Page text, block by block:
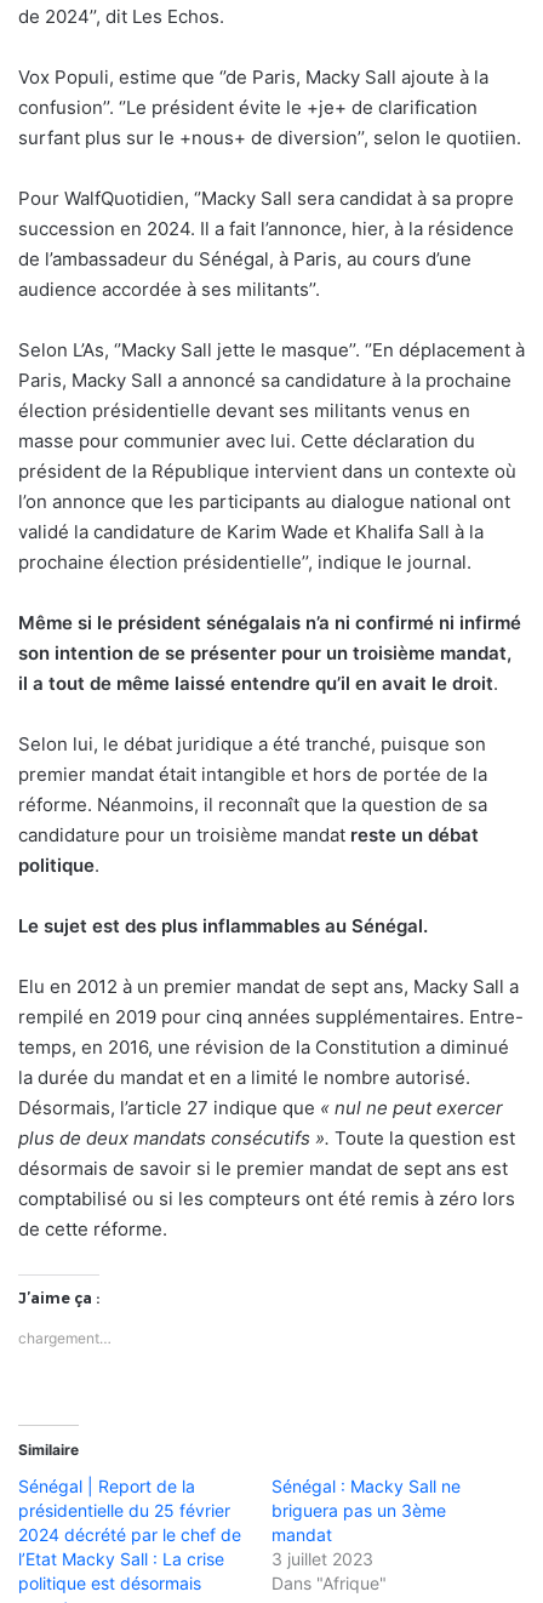
de 2024’’, dit Les Echos.
Vox Populi, estime que ‘’de Paris, Macky Sall ajoute à la
confusion’’. ‘’Le président évite le +je+ de clarification
surfant plus sur le +nous+ de diversion’’, selon le quotiien.
Pour WalfQuotidien, ‘’Macky Sall sera candidat à sa propre
succession en 2024. Il a fait l’annonce, hier, à la résidence
de l’ambassadeur du Sénégal, à Paris, au cours d’une
audience accordée à ses militants’’.
Selon L’As, ‘’Macky Sall jette le masque’’. ‘’En déplacement à
Paris, Macky Sall a annoncé sa candidature à la prochaine
élection présidentielle devant ses militants venus en
masse pour communier avec lui. Cette déclaration du
président de la République intervient dans un contexte où
l’on annonce que les participants au dialogue national ont
validé la candidature de Karim Wade et Khalifa Sall à la
prochaine élection présidentielle’’, indique le journal.
Même si le président sénégalais n’a ni confirmé ni infirmé
son intention de se présenter pour un troisième mandat,
il a tout de même laissé entendre qu’il en avait le droit.
Selon lui, le débat juridique a été tranché, puisque son
premier mandat était intangible et hors de portée de la
réforme. Néanmoins, il reconnaît que la question de sa
candidature pour un troisième mandat reste un débat
politique.
Le sujet est des plus inflammables au Sénégal.
Elu en 2012 à un premier mandat de sept ans, Macky Sall a
rempilé en 2019 pour cinq années supplémentaires. Entre-
temps, en 2016, une révision de la Constitution a diminué
la durée du mandat et en a limité le nombre autorisé.
Désormais, l’article 27 indique que « nul ne peut exercer
plus de deux mandats consécutifs ». Toute la question est
désormais de savoir si le premier mandat de sept ans est
comptabilisé ou si les compteurs ont été remis à zéro lors
de cette réforme.
J’aime ça :
chargement…
Similaire
Sénégal | Report de la
présidentielle du 25 février
2024 décrété par le chef de
l’Etat Macky Sall : La crise
politique est désormais
Sénégal : Macky Sall ne
briguera pas un 3ème
mandat
3 juillet 2023
Dans "Afrique"